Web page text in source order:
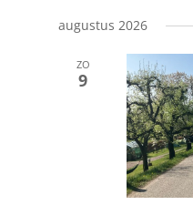
een
augustus 2026
ZO
9